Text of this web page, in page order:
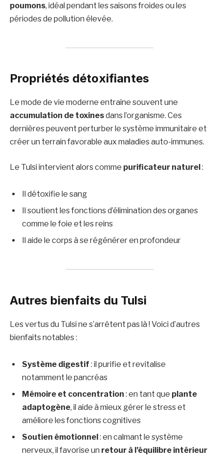
poumons, idéal pendant les saisons froides ou les
périodes de pollution élevée.
Propriétés détoxifiantes
Le mode de vie moderne entraîne souvent une
accumulation de toxinesdans l’organisme. Ces
dernières peuvent perturber le système immunitaire et
créer un terrain favorable aux maladies auto-immunes.
Le Tulsi intervient alors comme purificateur naturel:
Il détoxifie le sang
Il soutient les fonctions d’élimination des organes
comme le foie et les reins
Il aide le corps à se régénérer en profondeur
Autres bienfaits du Tulsi
Les vertus du Tulsi ne s’arrêtent pas là ! Voici d’autres
bienfaits notables :
Système digestif : il purifie et revitalise
notamment le pancréas
Mémoire et concentration : en tant que plante
adaptogène, il aide à mieux gérer le stress et
améliore les fonctions cognitives
Soutien émotionnel : en calmant le système
nerveux, il favorise un retour à l’équilibre intérieur